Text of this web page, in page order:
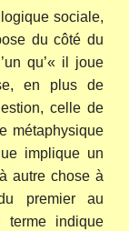
sociale,
du côté du
qu’« il joue
en plus de
celle de
métaphysique
implique un
autre chose à
premier au
terme indique